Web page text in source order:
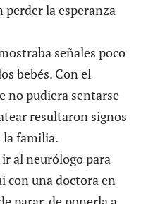
la esperanza
señales poco
bebés. Con el
no pudiera sentarse
resultaron signos
la familia.
al neurólogo para
con una doctora en